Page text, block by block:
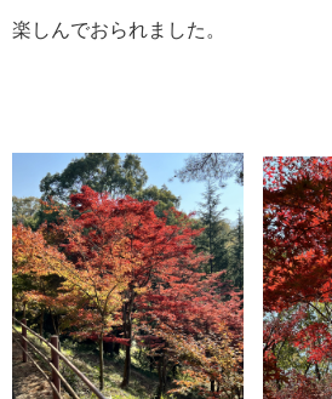
楽しんでおられました。